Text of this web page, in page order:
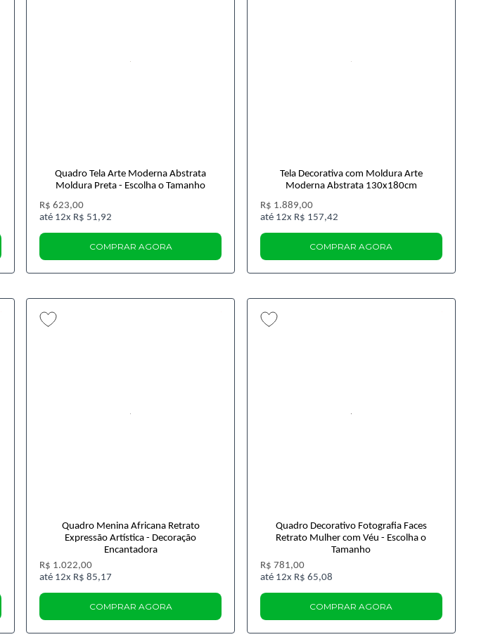
Quadro Tela Arte Moderna Abstrata
Moldura Preta - Escolha o Tamanho
R$ 623,00
12x R$ 51,92
COMPRAR AGORA
Tela Decorativa com Moldura Arte
Moderna Abstrata 130x180cm
R$ 1.889,00
12x R$ 157,42
COMPRAR AGORA
Quadro Menina Africana Retrato
Expressão Artística - Decoração
Encantadora
R$ 1.022,00
12x R$ 85,17
COMPRAR AGORA
Quadro Decorativo Fotografia Faces
Retrato Mulher com Véu - Escolha o
Tamanho
R$ 781,00
12x R$ 65,08
COMPRAR AGORA